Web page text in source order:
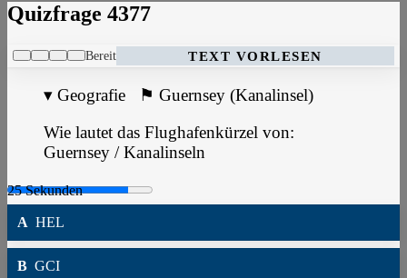
Quizfrage 4377
Bereit TEXT VORLESEN
▾ Geografie ⚑ Guernsey (Kanalinsel)
Wie lautet das Flughafenkürzel von:
Guernsey / Kanalinseln
A HEL
B GCI